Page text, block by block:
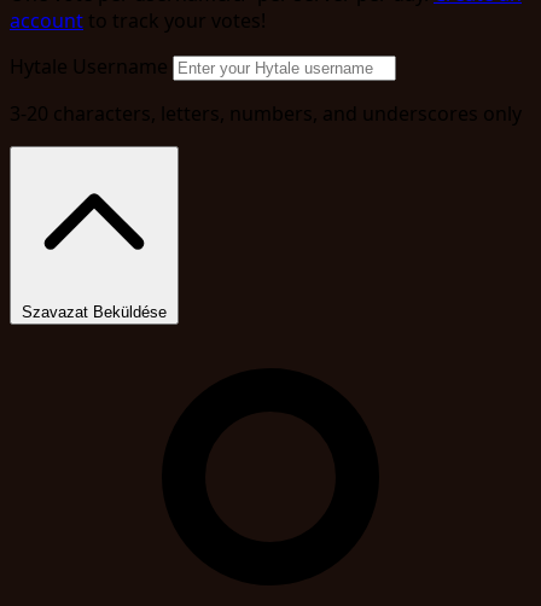
account to track your votes!
Hytale Username
3-20 characters, letters, numbers, and underscores only
Szavazat Beküldése